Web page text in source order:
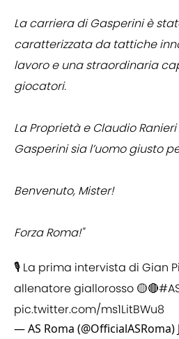
La carriera di Gasperini è
caratterizzata da tattiche
lavoro e una straordinaria
giocatori.
La Proprietà e Claudio
Gasperini sia l’uomo giusto
Benvenuto, Mister!
Forza Roma!"
🎙 La prima intervista di Gian
allenatore giallorosso 🟡🔴
pic.twitter.com/ms1LitBWu8
— AS Roma (@OfficialASRoma)